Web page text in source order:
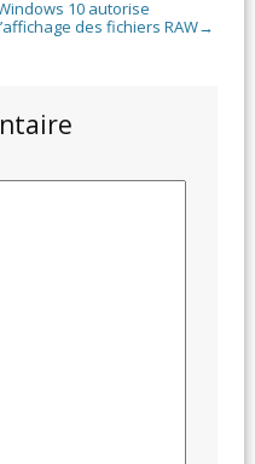
10 autorise
des fichiers RAW→